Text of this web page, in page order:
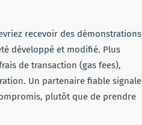
recevoir des démonstrations
développé et modifié. Plus
de transaction (gas fees),
Un partenaire fiable signale
plutôt que de prendre